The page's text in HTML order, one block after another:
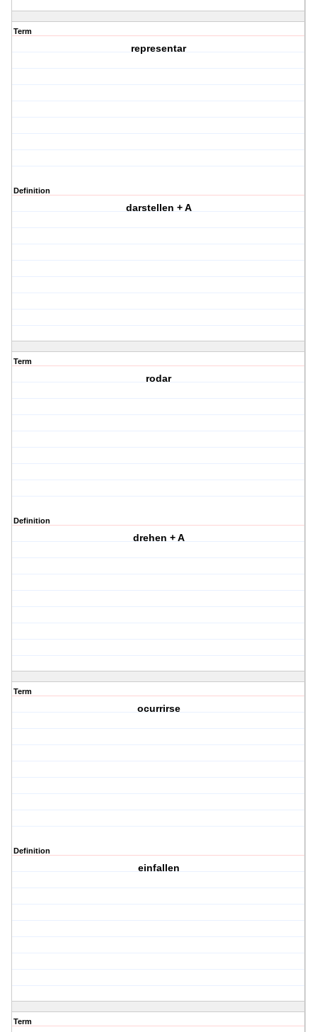
Term
representar
Definition
darstellen + A
Term
rodar
Definition
drehen + A
Term
ocurrirse
Definition
einfallen
Term